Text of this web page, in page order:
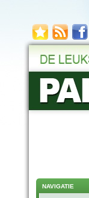
NAVIGATIE